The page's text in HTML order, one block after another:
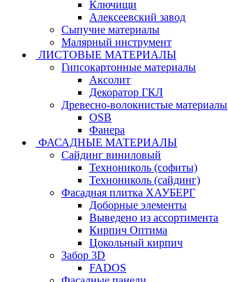
Ключищи
Алексеевский завод
Сыпучие материалы
Малярный инструмент
ЛИСТОВЫЕ МАТЕРИАЛЫ
Гипсокартонные материалы
Аксолит
Декоратор ГКЛ
Древесно-волокнистые материалы
OSB
Фанера
ФАСАДНЫЕ МАТЕРИАЛЫ
Сайдинг виниловый
Технониколь (софиты)
Технониколь (сайдинг)
Фасадная плитка ХАУБЕРГ
Доборные элементы
Выведено из ассортимента
Кирпич Оптима
Цокольный кирпич
Забор 3D
FADOS